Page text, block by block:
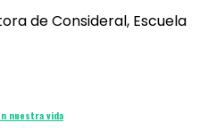
de Consideral, Escuela
nuestra vida